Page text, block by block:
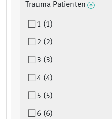
Trauma Patienten
1 (1)
2 (2)
3 (3)
4 (4)
5 (5)
6 (6)